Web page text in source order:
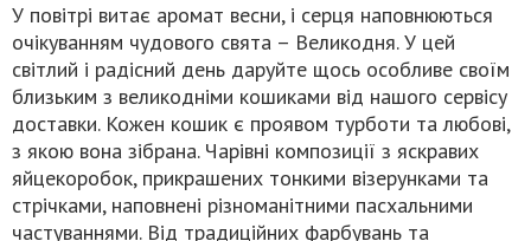
У повітрі витає аромат весни, і серця наповнюються
очікуванням чудового свята – Великодня. У цей
світлий і радісний день даруйте щось особливе своїм
близьким з великодніми кошиками від нашого сервісу
доставки. Кожен кошик є проявом турботи та любові,
з якою вона зібрана. Чарівні композиції з яскравих
яйцекоробок, прикрашених тонкими візерунками та
стрічками, наповнені різноманітними пасхальними
частуваннями. Від традиційних фарбувань та